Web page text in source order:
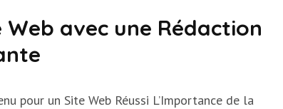
avec une Rédaction
pour un Site Web Réussi L’Importance de la